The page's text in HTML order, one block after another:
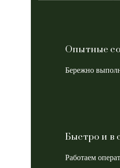
Опытные
Бережно
Быстро и в
Работаем